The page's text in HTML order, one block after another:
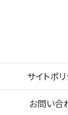
サイトポ
お問い合